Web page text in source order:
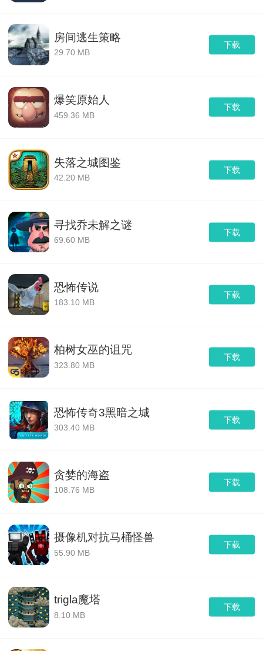
下载
房间逃生策略
29.70 MB
下载
爆笑原始人
459.36 MB
下载
失落之城图鉴
42.20 MB
下载
寻找乔未解之谜
69.60 MB
下载
恐怖传说
183.10 MB
下载
柏树女巫的诅咒
323.80 MB
下载
恐怖传奇3黑暗之城
303.40 MB
下载
贪婪的海盗
108.76 MB
下载
摄像机对抗马桶怪兽
55.90 MB
下载
trigla魔塔
8.10 MB